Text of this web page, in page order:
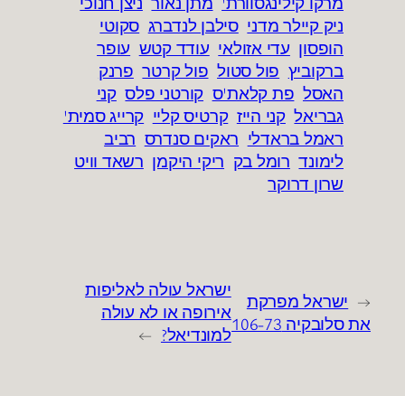
ניק קיילר מדני סילבן לנדברג סקוטי
הופסון עדי אזולאי עודד קטש עופר
ברקוביץ פול סטול פול קרטר פרנק
האסל פת קלאת'ס קורטני פלס קני
גבריאל קני הייז קרטיס קליי קרייג סמית'
ראמל בראדלי ראקים סנדרס רביב
לימונד רומל בק ריקי היקמן רשאד וויט
שרון דרוקר
← ישראל מפרקת
את סלובקיה 106-73
ישראל עולה לאליפות
אירופה או לא עולה
למונדיאל? →